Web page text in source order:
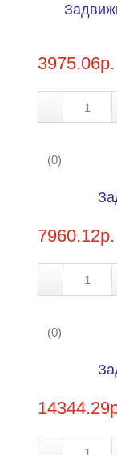
Купить
3975.06р.
(0)
7960.12р.
(0)